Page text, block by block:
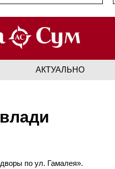
АКТУАЛЬНО
по ул. Гамалея».